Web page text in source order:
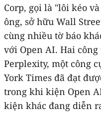
Corp, gọi là "lôi kéo
ông, sở hữu Wall
cùng nhiều tờ báo
với Open AI. Hai
Perplexity, một công
York Times đã đạt
trong khi kiện Open
kiện khác đang diễn